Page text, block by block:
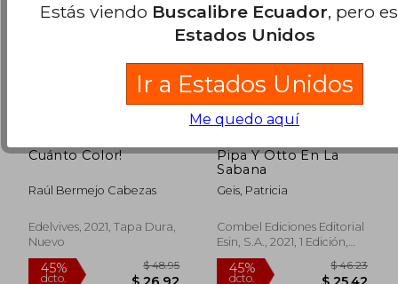
45%
dcto. $ 16.84
45%
dcto. $
Cuánto Color!
Raúl Bermejo Cabezas
Edelvives, 2021, Tapa Dura,
Nuevo
Pipa Y Otto En La
Sabana
Geis, Patricia
Combel Ediciones Editorial
Esin, S.A., 2021, 1 Edición,
Tapa Dura, Nuevo
Estás viendo Buscalibre Ecuador, pero
Estados Unidos
Ir a Estados Unidos
Me quedo aquí